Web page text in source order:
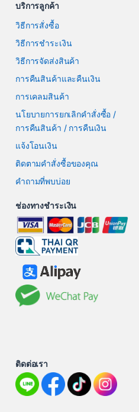
บริการลูกค้า
วิธีการสั่งซื้อ
วิธีการชำระเงิน
วิธีการจัดส่งสินค้า
การคืนสินค้าและคืนเงิน
การเคลมสินค้า
นโยบายการยกเลิกคำสั่งซื้อ /
การคืนสินค้า / การคืนเงิน
แจ้งโอนเงิน
ติดตามคำสั่งซื้อของคุณ
คำถามที่พบบ่อย
ช่องทางชำระเงิน
ติดต่อเรา